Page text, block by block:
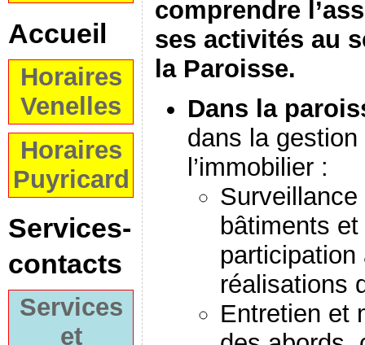
Accueil
Horaires
Venelles
Horaires
Puyricard
Services-
contacts
Services
et
comprendre
ses activités au
la Paroisse.
Dans la
dans la
l’immobilier :
bâtiments
réalisations
Entretien et